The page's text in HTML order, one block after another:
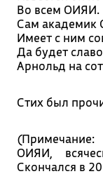
Во всем ОИЯИ.
Сам академик
Имеет с ним
Да будет
Арнольд на
Стих был
ОИЯИ,
Скончался в